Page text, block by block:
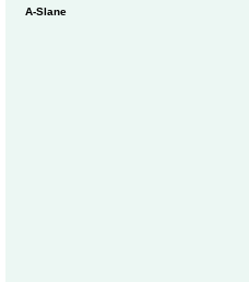
A-Slane